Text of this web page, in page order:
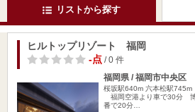
リストから探す
ヒルトップリゾート 福岡
-点/ 0 件
福岡県 / 福岡市中央区
桜坂駅640m 六本松駅745m
福岡空港より車で30分
番で20分…